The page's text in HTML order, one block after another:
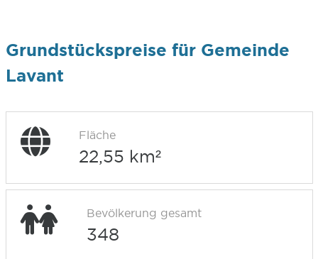
Grundstückspreise für Gemeinde
Lavant
Fläche
22,55 km²
Bevölkerung gesamt
348